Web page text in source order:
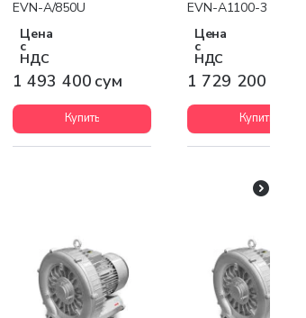
EVN-A/850U
Цена
с
НДС
1 493 400 сум
Купить
EVN-A1100-3
Цена
с
НДС
1 729 200 сум
Купить